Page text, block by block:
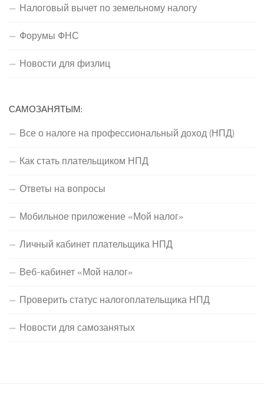
Налоговый вычет по земельному налогу
Форумы ФНС
Новости для физлиц
САМОЗАНЯТЫМ:
Все о налоге на профессиональный доход (НПД)
Как стать плательщиком НПД
Ответы на вопросы
Мобильное приложение «Мой налог»
Личный кабинет плательщика НПД
Веб-кабинет «Мой налог»
Проверить статус налогоплательщика НПД
Новости для самозанятых